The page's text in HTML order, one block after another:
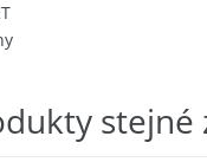
stejné